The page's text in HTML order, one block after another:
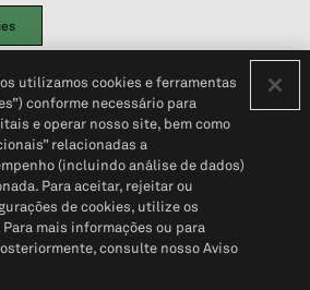
de privacidade do cliente (em inglês)
Pessoais© 2026 S&P Global
utilizamos cookies e ferramentas
conforme necessário para
e operar nosso site, bem como
relacionadas a
(incluindo análise de dados)
Para aceitar, rejeitar ou
de cookies, utilize os
mais informações ou para
consulte nosso Aviso